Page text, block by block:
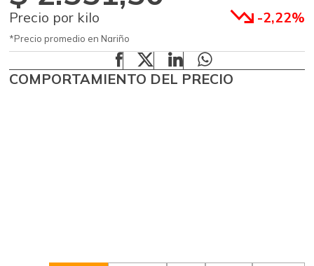
Precio por kilo -2,22%
*Precio promedio en Nariño
COMPORTAMIENTO DEL PRECIO